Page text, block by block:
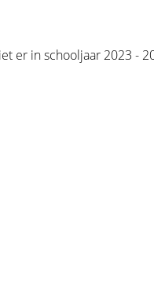
er in schooljaar 2023 -